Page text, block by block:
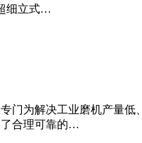
细立式…
门为解决工业磨机产量
了合理可靠的…